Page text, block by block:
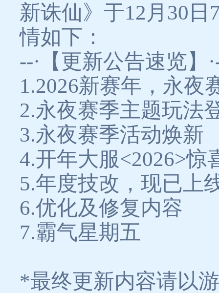
新诛仙》于12月30
情如下：
--·【更新公告速览】
1.2026新赛年，永夜
2.永夜赛季主题玩法
3.永夜赛季活动焕新
4.开年大服<2026>惊
5.年度技改，现已上
6.优化及修复内容
7.霸气星期五
*最终更新内容请以